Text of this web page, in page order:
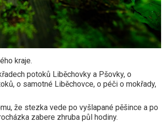
kraje.
potoků Liběchovky a Pšovky, o
o samotné Liběchovce, o péči o mokřady,
že stezka vede po vyšlapané pěšince a po
zabere zhruba půl hodiny.